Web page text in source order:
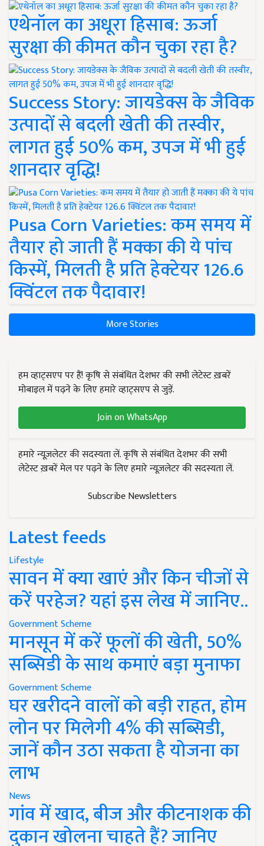
एथेनॉल का अधूरा हिसाब: ऊर्जा
सुरक्षा की कीमत कौन चुका रहा है?
Success Story: जायडेक्स के जैविक
उत्पादों से बदली खेती की तस्वीर,
लागत हुई 50% कम, उपज में भी हुई
शानदार वृद्धि!
Pusa Corn Varieties: कम समय में
तैयार हो जाती हैं मक्का की ये पांच
किस्में, मिलती है प्रति हेक्टेयर 126.6
क्विंटल तक पैदावार!
More Stories
हम व्हाट्सएप पर हैं! कृषि से संबंधित देशभर की सभी लेटेस्ट ख़बरें
मोबाइल में पढ़ने के लिए हमारे व्हाट्सएप से जुड़ें.
Join on WhatsApp
हमारे न्यूज़लेटर की सदस्यता लें. कृषि से संबंधित देशभर की सभी
लेटेस्ट ख़बरें मेल पर पढ़ने के लिए हमारे न्यूज़लेटर की सदस्यता लें.
Subscribe Newsletters
Latest feeds
Lifestyle
सावन में क्या खाएं और किन चीजों से
करें परहेज? यहां इस लेख में जानिए..
Government Scheme
मानसून में करें फूलों की खेती, 50%
सब्सिडी के साथ कमाएं बड़ा मुनाफा
Government Scheme
घर खरीदने वालों को बड़ी राहत, होम
लोन पर मिलेगी 4% की सब्सिडी,
जानें कौन उठा सकता है योजना का
लाभ
News
गांव में खाद, बीज और कीटनाशक की
दुकान खोलना चाहते हैं? जानिए